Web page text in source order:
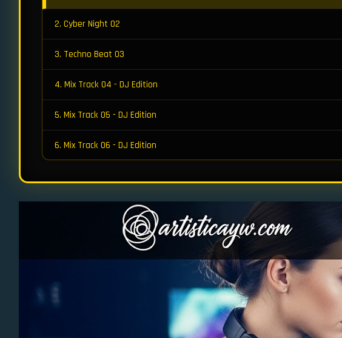
2. Cyber Night 02
3. Techno Beat 03
4. Mix Track 04 - DJ Edition
5. Mix Track 05 - DJ Edition
6. Mix Track 06 - DJ Edition
8. Mix Track 08 - DJ Edition
9. Mix Track 09 - DJ Edition